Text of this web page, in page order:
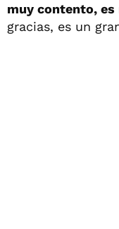
muy contento, es
gracias, es un